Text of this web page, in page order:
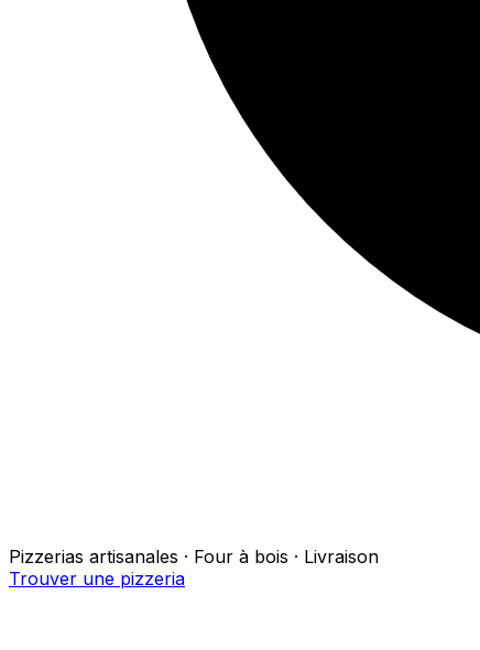
Pizzerias artisanales · Four à bois · Livraison
Trouver une pizzeria